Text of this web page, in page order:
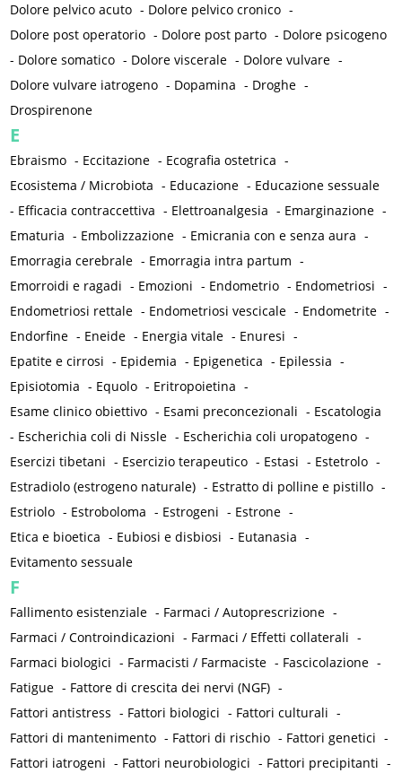
Dolore pelvico acuto - Dolore pelvico cronico -
Dolore post operatorio - Dolore post parto - Dolore psicogeno
- Dolore somatico - Dolore viscerale - Dolore vulvare -
Dolore vulvare iatrogeno - Dopamina - Droghe -
Drospirenone
E
Ebraismo - Eccitazione - Ecografia ostetrica -
Ecosistema / Microbiota - Educazione - Educazione sessuale
- Efficacia contraccettiva - Elettroanalgesia - Emarginazione -
Ematuria - Embolizzazione - Emicrania con e senza aura -
Emorragia cerebrale - Emorragia intra partum -
Emorroidi e ragadi - Emozioni - Endometrio - Endometriosi -
Endometriosi rettale - Endometriosi vescicale - Endometrite -
Endorfine - Eneide - Energia vitale - Enuresi -
Epatite e cirrosi - Epidemia - Epigenetica - Epilessia -
Episiotomia - Equolo - Eritropoietina -
Esame clinico obiettivo - Esami preconcezionali - Escatologia
- Escherichia coli di Nissle - Escherichia coli uropatogeno -
Esercizi tibetani - Esercizio terapeutico - Estasi - Estetrolo -
Estradiolo (estrogeno naturale) - Estratto di polline e pistillo -
Estriolo - Estroboloma - Estrogeni - Estrone -
Etica e bioetica - Eubiosi e disbiosi - Eutanasia -
Evitamento sessuale
F
Fallimento esistenziale - Farmaci / Autoprescrizione -
Farmaci / Controindicazioni - Farmaci / Effetti collaterali -
Farmaci biologici - Farmacisti / Farmaciste - Fascicolazione -
Fatigue - Fattore di crescita dei nervi (NGF) -
Fattori antistress - Fattori biologici - Fattori culturali -
Fattori di mantenimento - Fattori di rischio - Fattori genetici -
Fattori iatrogeni - Fattori neurobiologici - Fattori precipitanti -